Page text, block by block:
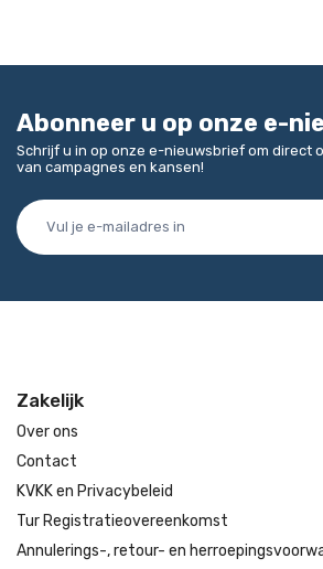
Abonneer u op onze e-
Schrijf u in op onze e-nieuwsbrief om direct
van campagnes en kansen!
Zakelijk
Over ons
Contact
KVKK en Privacybeleid
Tur Registratieovereenkomst
Annulerings-, retour- en